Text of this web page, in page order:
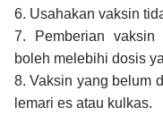
6. Usahakan vaksin
7.
Pemberian
boleh melebihi dosis
8.Vaksin yang belum
lemari es atau kulkas.